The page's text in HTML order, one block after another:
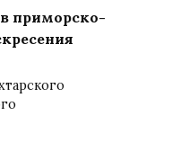
приморско-